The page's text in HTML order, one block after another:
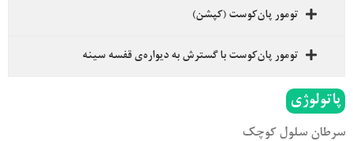
تومور پان‌کوست (کپشن)
تومور پان‌کوست با گسترش به دیواره‌ی قفسه سینه
پاتولوژی
سرطان سلول کوچک